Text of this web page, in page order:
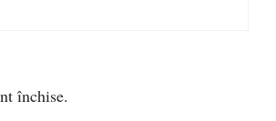
închise.